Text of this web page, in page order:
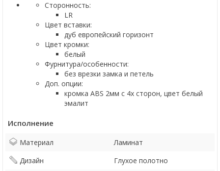
Сторонность:
LR
Цвет вставки:
дуб европейский горизонт
Цвет кромки:
белый
Фурнитура/особенности:
без врезки замка и петель
Доп. опции:
кромка ABS 2мм с 4х сторон, цвет белый
эмалит
Исполнение
Материал
Ламинат
Дизайн
Глухое полотно